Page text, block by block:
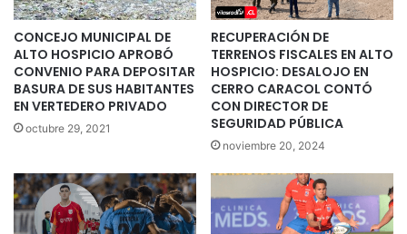
CONCEJO MUNICIPAL DE
ALTO HOSPICIO APROBÓ
CONVENIO PARA DEPOSITAR
BASURA DE SUS HABITANTES
EN VERTEDERO PRIVADO
octubre 29, 2021
RECUPERACIÓN DE
TERRENOS FISCALES EN ALTO
HOSPICIO: DESALOJO EN
CERRO CARACOL CONTÓ
CON DIRECTOR DE
SEGURIDAD PÚBLICA
noviembre 20, 2024